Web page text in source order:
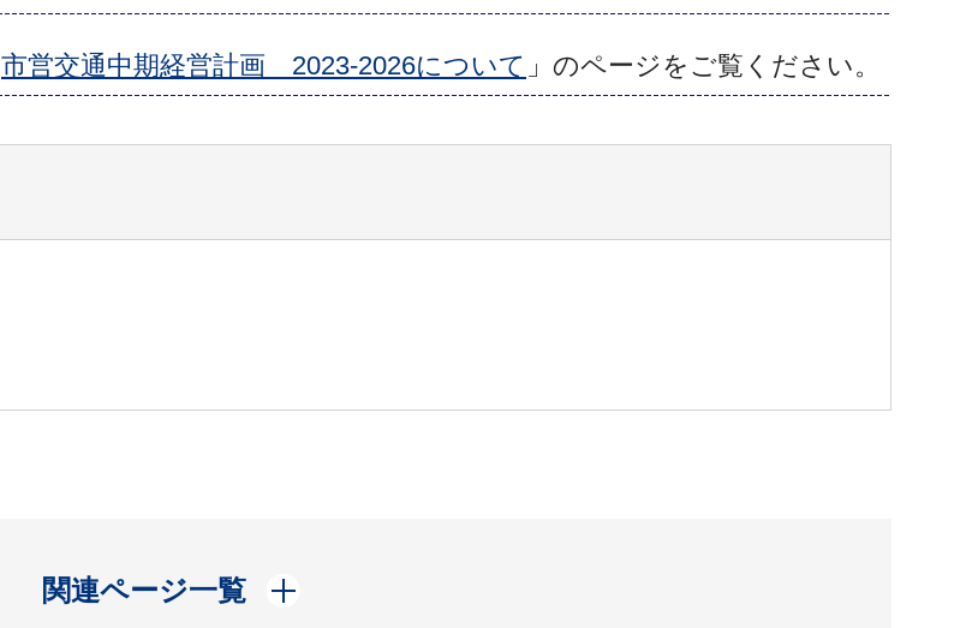
市営交通中期経営計画 2023-2026について 」のページをご覧ください。
関連ページ一覧
開く